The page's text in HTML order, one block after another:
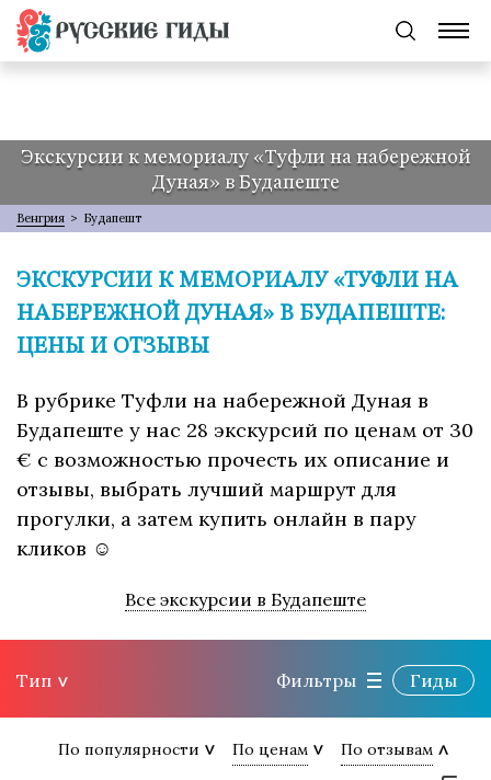
Экскурсии к мемориалу «Туфли на набережной
Дуная» в Будапеште
Венгрия > Будапешт
ЭКСКУРСИИ К МЕМОРИАЛУ «ТУФЛИ НА
НАБЕРЕЖНОЙ ДУНАЯ» В БУДАПЕШТЕ:
ЦЕНЫ И ОТЗЫВЫ
В рубрике Туфли на набережной Дуная в
Будапеште у нас 28 экскурсий по ценам от 30
€ с возможностью прочесть их описание и
отзывы, выбрать лучший маршрут для
прогулки, а затем купить онлайн в пару
кликов ☺
Все экскурсии в Будапеште
Тип Фильтры Гиды
По популярности По ценам По отзывам